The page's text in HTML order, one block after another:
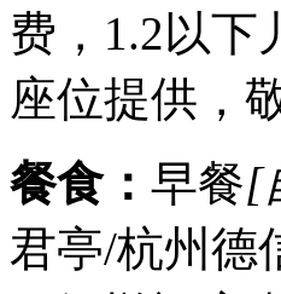
费，1.2以下
座位提供，
餐食： 早餐[
君亭/杭州德